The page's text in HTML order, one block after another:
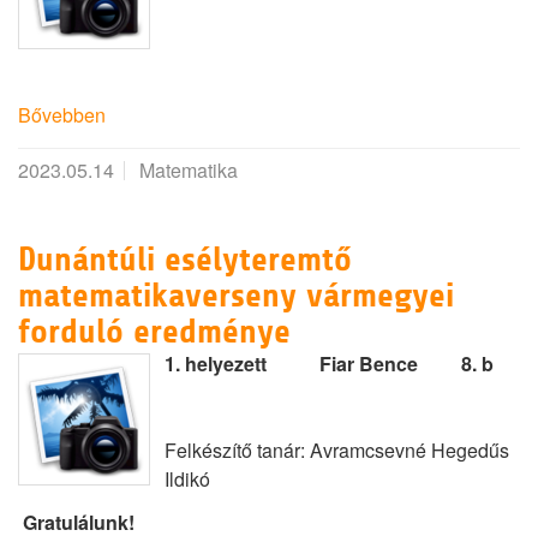
Bővebben
2023.05.14
Matematika
Dunántúli esélyteremtő
matematikaverseny vármegyei
forduló eredménye
1. helyezett Fiar Bence 8. b
Felkészítő tanár: Avramcsevné Hegedűs
Ildikó
Gratulálunk!